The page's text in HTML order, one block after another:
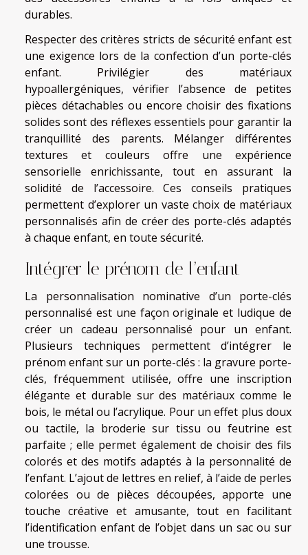
durables.
Respecter des critères stricts de sécurité enfant est
une exigence lors de la confection d’un porte-clés
enfant. Privilégier des matériaux
hypoallergéniques, vérifier l’absence de petites
pièces détachables ou encore choisir des fixations
solides sont des réflexes essentiels pour garantir la
tranquillité des parents. Mélanger différentes
textures et couleurs offre une expérience
sensorielle enrichissante, tout en assurant la
solidité de l’accessoire. Ces conseils pratiques
permettent d’explorer un vaste choix de matériaux
personnalisés afin de créer des porte-clés adaptés
à chaque enfant, en toute sécurité.
Intégrer le prénom de l’enfant
La personnalisation nominative d’un porte-clés
personnalisé est une façon originale et ludique de
créer un cadeau personnalisé pour un enfant.
Plusieurs techniques permettent d’intégrer le
prénom enfant sur un porte-clés : la gravure porte-
clés, fréquemment utilisée, offre une inscription
élégante et durable sur des matériaux comme le
bois, le métal ou l’acrylique. Pour un effet plus doux
ou tactile, la broderie sur tissu ou feutrine est
parfaite ; elle permet également de choisir des fils
colorés et des motifs adaptés à la personnalité de
l’enfant. L’ajout de lettres en relief, à l’aide de perles
colorées ou de pièces découpées, apporte une
touche créative et amusante, tout en facilitant
l’identification enfant de l’objet dans un sac ou sur
une trousse.